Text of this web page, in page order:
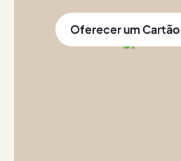
Oferecer um